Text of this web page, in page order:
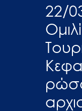
22/